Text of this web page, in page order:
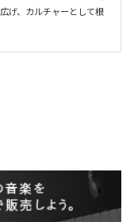
げ、カルチャーとして根